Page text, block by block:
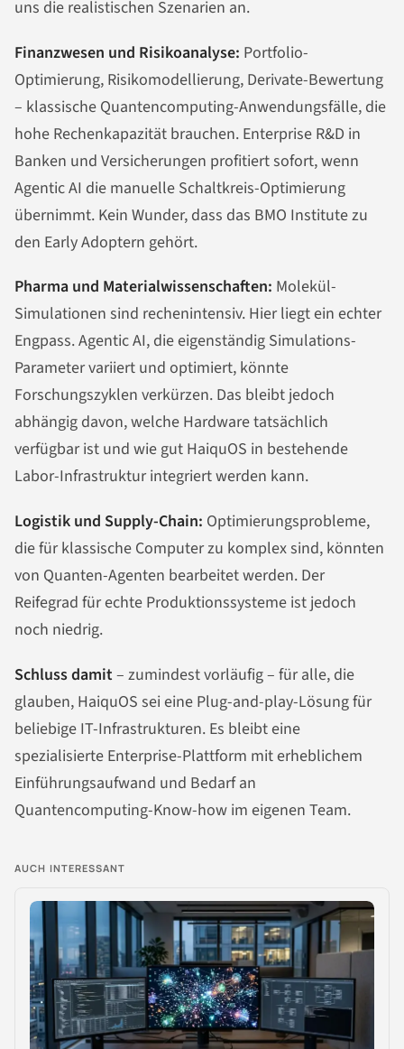
uns die realistischen Szenarien an.
Finanzwesen und Risikoanalyse: Portfolio-
Optimierung, Risikomodellierung, Derivate-Bewertung
– klassische Quantencomputing-Anwendungsfälle, die
hohe Rechenkapazität brauchen. Enterprise R&D in
Banken und Versicherungen profitiert sofort, wenn
Agentic AI die manuelle Schaltkreis-Optimierung
übernimmt. Kein Wunder, dass das BMO Institute zu
den Early Adoptern gehört.
Pharma und Materialwissenschaften: Molekül-
Simulationen sind rechenintensiv. Hier liegt ein echter
Engpass. Agentic AI, die eigenständig Simulations-
Parameter variiert und optimiert, könnte
Forschungszyklen verkürzen. Das bleibt jedoch
abhängig davon, welche Hardware tatsächlich
verfügbar ist und wie gut HaiquOS in bestehende
Labor-Infrastruktur integriert werden kann.
Logistik und Supply-Chain: Optimierungsprobleme,
die für klassische Computer zu komplex sind, könnten
von Quanten-Agenten bearbeitet werden. Der
Reifegrad für echte Produktionssysteme ist jedoch
noch niedrig.
Schluss damit– zumindest vorläufig – für alle, die
glauben, HaiquOS sei eine Plug-and-play-Lösung für
beliebige IT-Infrastrukturen. Es bleibt eine
spezialisierte Enterprise-Plattform mit erheblichem
Einführungsaufwand und Bedarf an
Quantencomputing-Know-how im eigenen Team.
AUCH INTERESSANT